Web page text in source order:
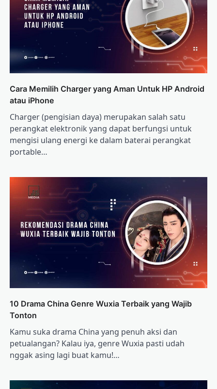
Cara Memilih Charger yang Aman Untuk HP Android
atau iPhone
Charger (pengisian daya) merupakan salah satu
perangkat elektronik yang dapat berfungsi untuk
mengisi ulang energi ke dalam baterai perangkat
portable…
10 Drama China Genre Wuxia Terbaik yang Wajib
Tonton
Kamu suka drama China yang penuh aksi dan
petualangan? Kalau iya, genre Wuxia pasti udah
nggak asing lagi buat kamu!…